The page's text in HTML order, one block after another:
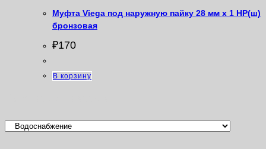
Муфта Viega под наружную пайку 28 мм х 1 НР(ш)
бронзовая
₽170
В корзину